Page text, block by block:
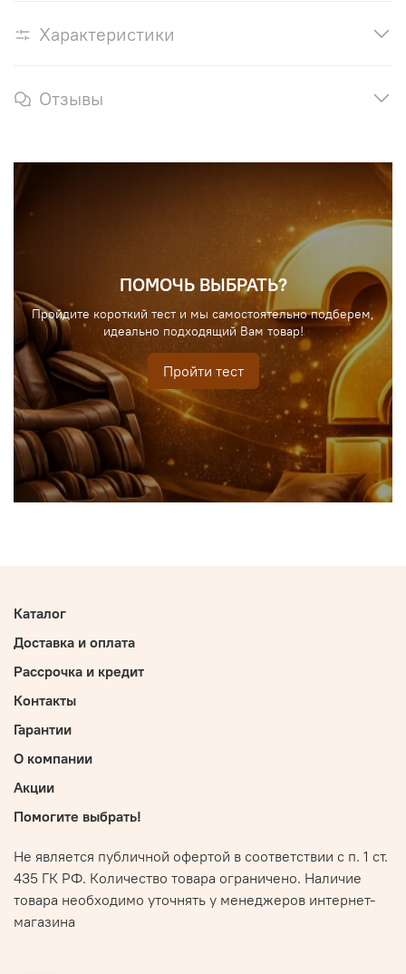
Характеристики
Отзывы
ПОМОЧЬ ВЫБРАТЬ?
Пройдите короткий тест и мы самостоятельно подберем,
идеально подходящий Вам товар!
Пройти тест
Каталог
Доставка и оплата
Рассрочка и кредит
Контакты
Гарантии
О компании
Акции
Помогите выбрать!
Не является публичной офертой в соответствии с п. 1 ст.
435 ГК РФ. Количество товара ограничено. Наличие
товара необходимо уточнять у менеджеров интернет-
магазина